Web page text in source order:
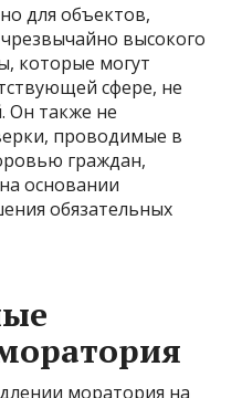
для объектов,
высокого
которые могут
сфере, не
Он также не
проводимые в
граждан,
основании
обязательных
моратория на